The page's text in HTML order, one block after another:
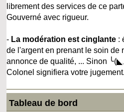
librement des services de ce
Gouverné avec rigueur.
- La modération est cinglante :
de l'argent en prenant le soin de
annonce de qualité, ... Sinon
Colonel signifiera votre jugement.
Tableau de bord